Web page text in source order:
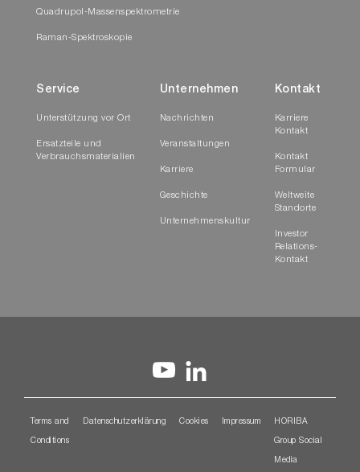
Quadrupol-Massenspektrometrie
Raman-Spektroskopie
Service
Unterstützung vor Ort
Ersatzteile und
Verbrauchsmaterialien
Unternehmen
Nachrichten
Veranstaltungen
Karriere
Geschichte
Unternehmenskultur
Kontakt
Karriere
Kontakt
Kontakt
Formular
Weltweite
Standorte
Investor
Relations-
Kontakt
Terms and
Conditions
Datenschutzerklärung Cookies Impressum HORIBA
Group Social
Media